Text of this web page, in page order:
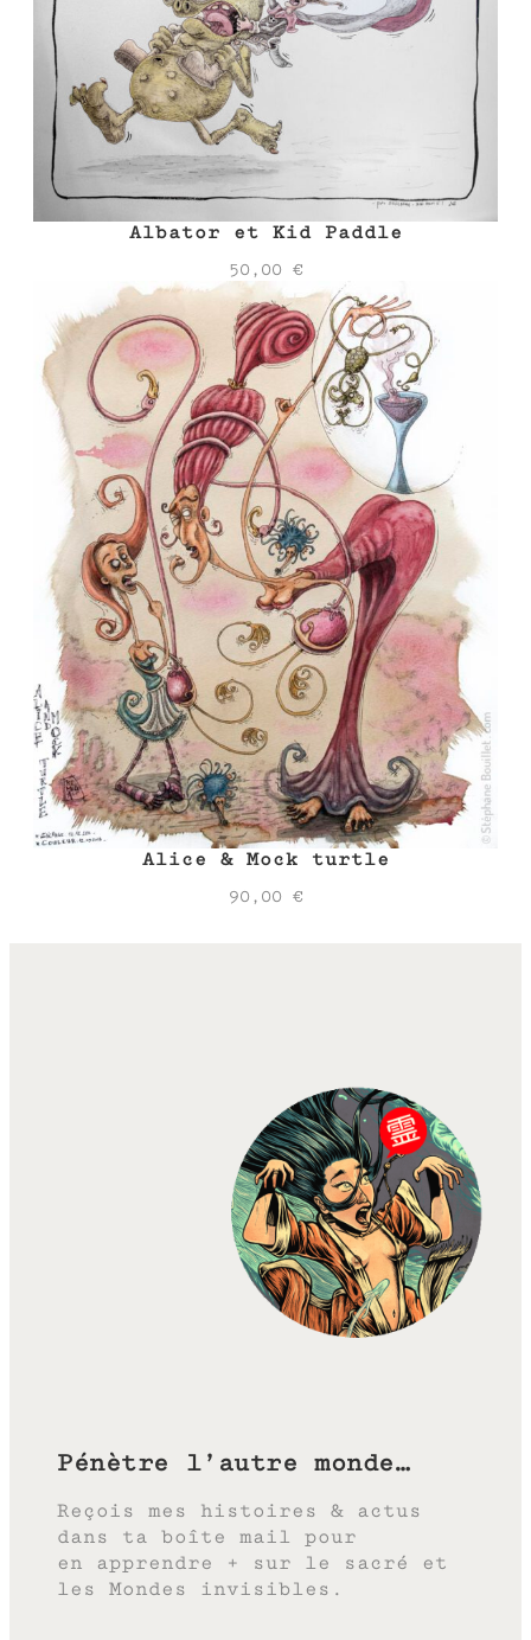
Albator et Kid Paddle
50,00 €
Alice & Mock turtle
90,00 €
Pénètre l’autre monde…
Reçois mes histoires & actus
dans ta boîte mail pour
en apprendre + sur le sacré et
les Mondes invisibles.